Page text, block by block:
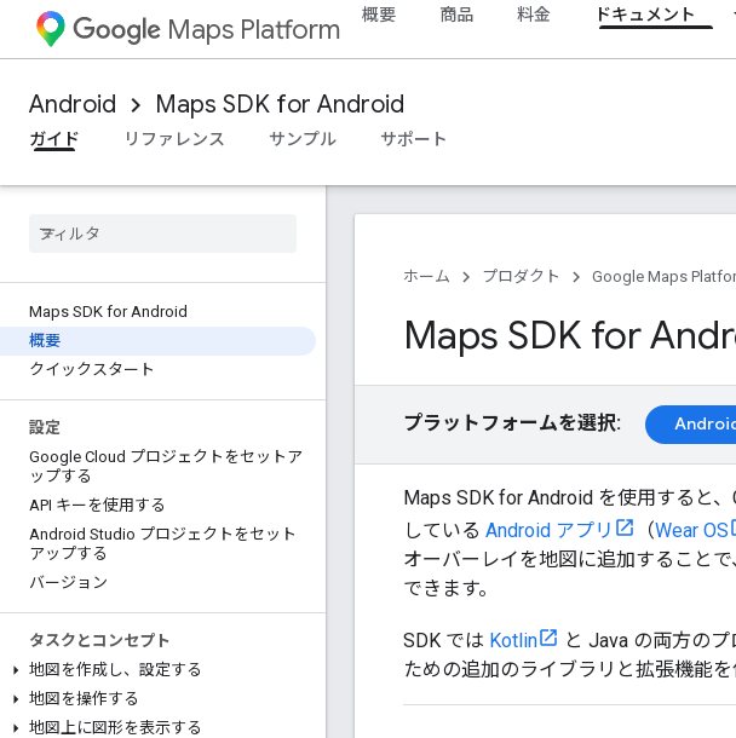
Maps Platform 概要 商品 料金 ドキュメント
Android Maps SDK for Android
ガイド
リファレンス サンプル サポート
Maps SDK for Android
概要
クイックスタート
設定
Google Cloud プロジェクトをセットア
ップする
API キーを使用する
Android Studio プロジェクトをセット
アップする
バージョン
タスクとコンセプト
地図を作成し、設定する
地図を操作する
地図上に図形を表示する
ホーム
プロダクト Google Maps
Maps SDK for
プラットフォームを選択:
Maps SDK for Android を使用すると
している Android アプリ （Wear OS
オーバーレイを地図に追加すること
できます。
SDK では Kotlin と Java の両方の
ための追加のライブラリと拡張機能を